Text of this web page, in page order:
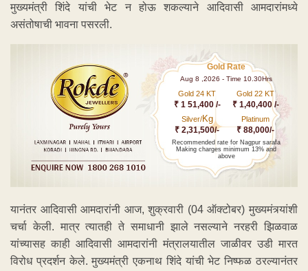
मुख्यमंत्री शिंदे यांची भेट न होऊ शकल्याने आदिवासी आमदारांमध्ये
असंतोषाची भावना पसरली.
Gold Rate
Aug 8 ,2026 - Time 10.30Hrs
Gold 24 KT
₹ 1 51,400 /-
Gold 22 KT
₹ 1,40,400 /-
Silver/Kg
₹ 2,31,500/-
Platinum
₹ 88,000/-
Recommended rate for Nagpur sarafa
Making charges minimum 13% and
above
यानंतर आदिवासी आमदारांनी आज, शुक्रवारी (04 ऑक्टोबर) मुख्यमंत्र्यांशी
चर्चा केली. मात्र त्यातही ते समाधानी झाले नसल्याने नरहरी झिळवाळ
यांच्यासह काही आदिवासी आमदारांनी मंत्रालयातील जाळीवर उडी मारत
विरोध प्रदर्शन केले. मुख्यमंत्री एकनाथ शिंदे यांची भेट निष्फळ ठरल्यानंतर